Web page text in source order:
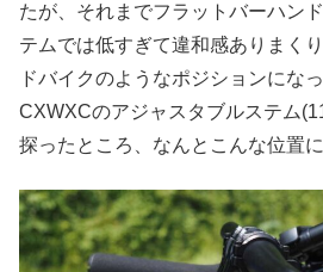
たが、それまでフラットバーハン
テムでは低すぎて違和感ありまく
ドバイクのようなポジションにな
CXWXCのアジャスタブルステム
探ったところ、なんとこんな位置に